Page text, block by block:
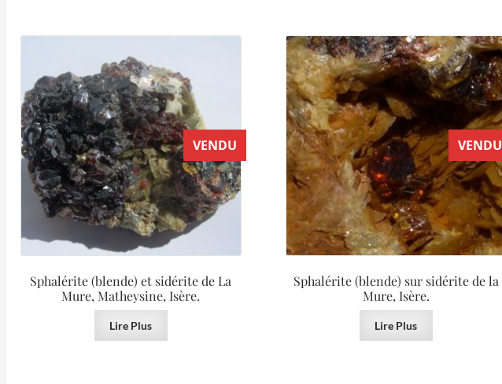
VENDU
Sphalérite (blende) et sidérite de La
Mure, Matheysine, Isère.
Lire Plus
VENDU
Sphalérite (blende) sur sidérite de la
Mure, Isère.
Lire Plus